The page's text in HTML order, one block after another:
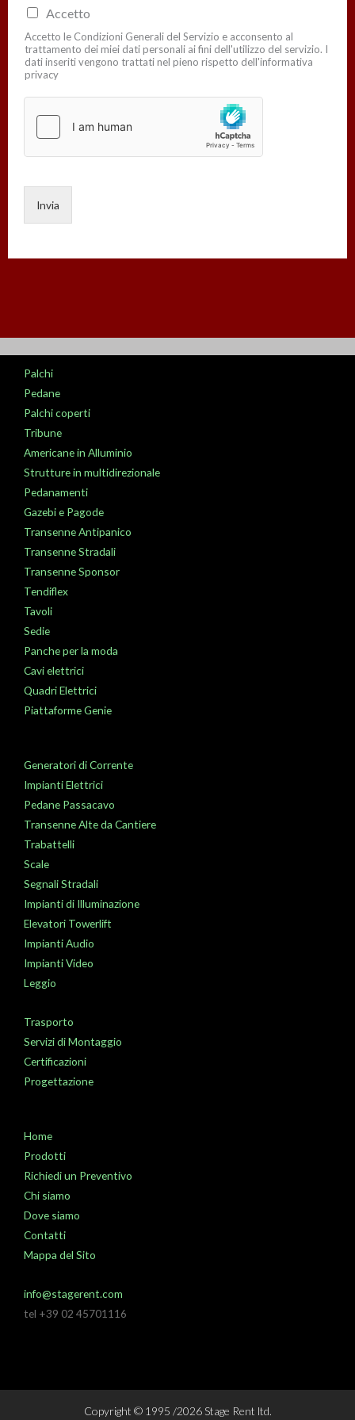
Accetto
Accetto le Condizioni Generali del Servizio e acconsento al
trattamento dei miei dati personali ai fini dell'utilizzo del servizio. I
dati inseriti vengono trattati nel pieno rispetto dell'informativa
privacy
Invia
Palchi
Pedane
Palchi coperti
Tribune
Americane in Alluminio
Strutture in multidirezionale
Pedanamenti
Gazebi e Pagode
Transenne Antipanico
Transenne Stradali
Transenne Sponsor
Tendiflex
Tavoli
Sedie
Panche per la moda
Cavi elettrici
Quadri Elettrici
Piattaforme Genie
Generatori di Corrente
Impianti Elettrici
Pedane Passacavo
Transenne Alte da Cantiere
Trabattelli
Scale
Segnali Stradali
Impianti di Illuminazione
Elevatori Towerlift
Impianti Audio
Impianti Video
Leggio
Trasporto
Servizi di Montaggio
Certificazioni
Progettazione
Home
Prodotti
Richiedi un Preventivo
Chi siamo
Dove siamo
Contatti
Mappa del Sito
info@stagerent.com
tel +39 02 45701116
Copyright © 1995 /2026 Stage Rent ltd.